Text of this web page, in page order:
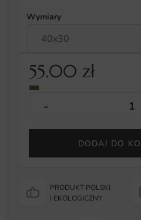
Wymiary
55.00 zł
DODAJ DO
PRODUKT POLSKI
I EKOLOGICZNY